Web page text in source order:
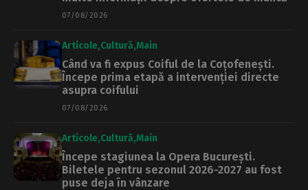
07/08/2026
Articole Cultură Main
Când va fi expus Coiful de la Coțofenești.
Începe prima etapă a intervenției directe
asupra coifului
07/08/2026
Articole Cultură Main
Începe stagiunea la Opera București.
Biletele pentru sezonul 2026-2027 au fost
puse deja în vânzare